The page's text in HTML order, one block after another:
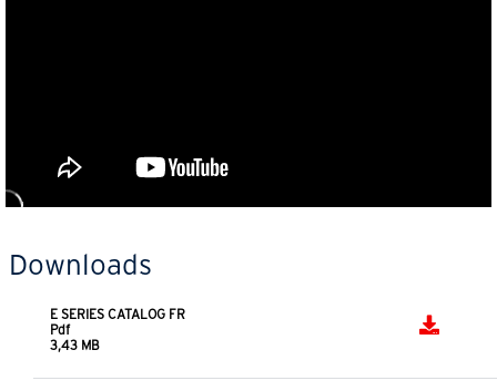
Downloads
E SERIES CATALOG FR
Pdf
3,43 MB